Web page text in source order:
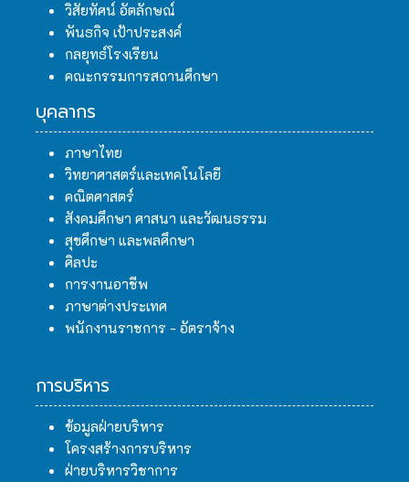
วิสัยทัศน์ อัตลักษณ์
พันธกิจ เป้าประสงค์
กลยุทธ์โรงเรียน
คณะกรรมการสถานศึกษา
บุคลากร
ภาษาไทย
วิทยาศาสตร์และเทคโนโลยี
คณิตศาสตร์
สังคมศึกษา ศาสนา และวัฒนธรรม
สุขศึกษา และพลศึกษา
ศิลปะ
การงานอาชีพ
ภาษาต่างประเทศ
พนักงานราชการ - อัตราจ้าง
การบริหาร
ข้อมูลฝ่ายบริหาร
โครงสร้างการบริหาร
ฝ่ายบริหารวิชาการ